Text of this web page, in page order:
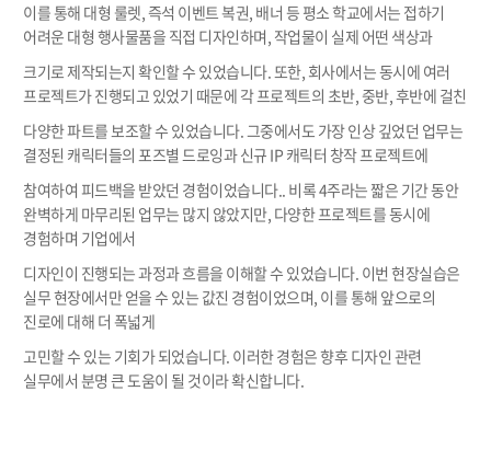
이를 통해 대형 룰렛, 즉석 이벤트 복권, 배너 등 평소 학교에서는 접하기
어려운 대형 행사물품을 직접 디자인하며, 작업물이 실제 어떤 색상과
크기로 제작되는지 확인할 수 있었습니다. 또한, 회사에서는 동시에 여러
프로젝트가 진행되고 있었기 때문에 각 프로젝트의 초반, 중반, 후반에 걸친
다양한 파트를 보조할 수 있었습니다. 그중에서도 가장 인상 깊었던 업무는
결정된 캐릭터들의 포즈별 드로잉과 신규 IP 캐릭터 창작 프로젝트에
참여하여 피드백을 받았던 경험이었습니다.. 비록 4주라는 짧은 기간 동안
완벽하게 마무리된 업무는 많지 않았지만, 다양한 프로젝트를 동시에
경험하며 기업에서
디자인이 진행되는 과정과 흐름을 이해할 수 있었습니다. 이번 현장실습은
실무 현장에서만 얻을 수 있는 값진 경험이었으며, 이를 통해 앞으로의
진로에 대해 더 폭넓게
고민할 수 있는 기회가 되었습니다. 이러한 경험은 향후 디자인 관련
실무에서 분명 큰 도움이 될 것이라 확신합니다.